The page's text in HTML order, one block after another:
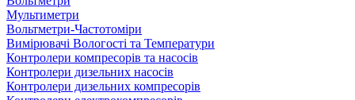
Мультиметри
Вольтметри-Частотоміри
Вимірювачі Вологості та Температури
Контролери компресорів та насосів
Контролери дизельних насосів
Контролери дизельних компресорів